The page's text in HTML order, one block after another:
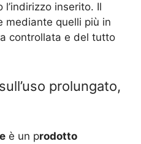
inserito. Il
mediante quelli più in
controllata e del tutto
prolungato,
è un prodotto